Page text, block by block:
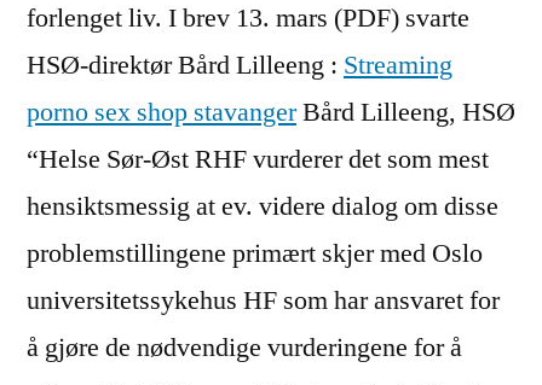
forlenget liv. I brev 13. mars (PDF) svarte
HSØ-direktør Bård Lilleeng : Streaming
porno sex shop stavangerBård Lilleeng, HSØ
“Helse Sør-Øst RHF vurderer det som mest
hensiktsmessig at ev. videre dialog om disse
problemstillingene primært skjer med Oslo
universitetssykehus HF som har ansvaret for
å gjøre de nødvendige vurderingene for å